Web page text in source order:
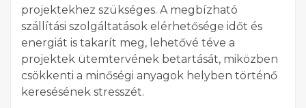
projektekhez szükséges. A megbízható
szállítási szolgáltatások elérhetősége időt és
energiát is takarít meg, lehetővé téve a
projektek ütemtervének betartását, miközben
csökkenti a minőségi anyagok helyben történő
keresésének stresszét.